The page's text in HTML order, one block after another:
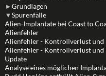
►Grundlagen
▼Spurenfälle
Alien-Implantate bei Coast to
Alienfehler
Alienfehler - Kontrollverlust und
Alienfehler - Kontrollverlust und
Update
Analyse eines möglichen